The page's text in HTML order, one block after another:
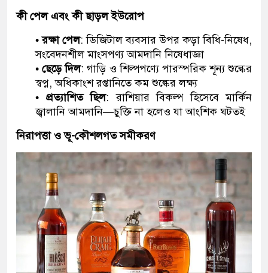
কী পেল এবং কী ছাড়ল ইউরোপ
• রক্ষা পেল: ডিজিটাল ব্যবসার উপর কড়া বিধি-নিষেধ,
সংবেদনশীল মাংসপণ্য আমদানি নিষেধাজ্ঞা
• ছেড়ে দিল: গাড়ি ও শিল্পপণ্যে পারস্পরিক শূন্য শুল্কের
স্বপ্ন, অধিকাংশ রপ্তানিতে কম শুল্কের লক্ষ্য
• প্রত্যাশিত ছিল: রাশিয়ার বিকল্প হিসেবে মার্কিন
জ্বালানি আমদানি—চুক্তি না হলেও যা আংশিক ঘটতই
নিরাপত্তা ও ভূ-কৌশলগত সমীকরণ